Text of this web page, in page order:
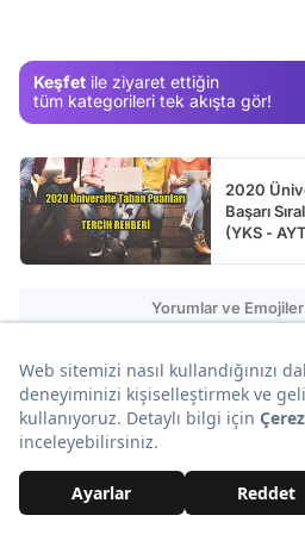
Keşfet ile ziyaret ettiğin
tüm kategorileri tek akışta gör!
2020
Başarı
(YKS -
Yorumlar ve Emojiler